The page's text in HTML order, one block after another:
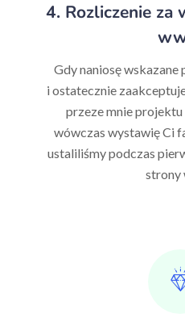
4. Rozliczenie za
Gdy naniosę
i ostatecznie
przeze mnie
wówczas wystawię Ci
ustaliliśmy podczas
strony